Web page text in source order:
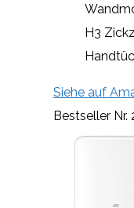
H3
Siehe auf
Bestseller Nr.